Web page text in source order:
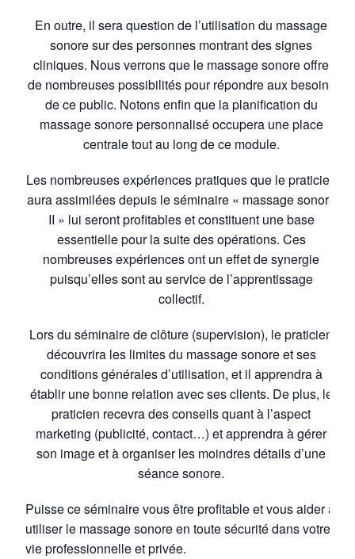
En outre, il sera question de l’utilisation du massage
sonore sur des personnes montrant des signes
cliniques. Nous verrons que le massage sonore offre
de nombreuses possibilités pour répondre aux besoins
de ce public. Notons enfin que la planification du
massage sonore personnalisé occupera une place
centrale tout au long de ce module.
Les nombreuses expériences pratiques que le praticien
aura assimilées depuis le séminaire « massage sonore
II » lui seront profitables et constituent une base
essentielle pour la suite des opérations. Ces
nombreuses expériences ont un effet de synergie
puisqu’elles sont au service de l’apprentissage
collectif.
Lors du séminaire de clôture (supervision), le praticien
découvrira les limites du massage sonore et ses
conditions générales d’utilisation, et il apprendra à
établir une bonne relation avec ses clients. De plus, le
praticien recevra des conseils quant à l’aspect
marketing (publicité, contact…) et apprendra à gérer
son image et à organiser les moindres détails d’une
séance sonore.
Puisse ce séminaire vous être profitable et vous aider à
utiliser le massage sonore en toute sécurité dans votre
vie professionnelle et privée.